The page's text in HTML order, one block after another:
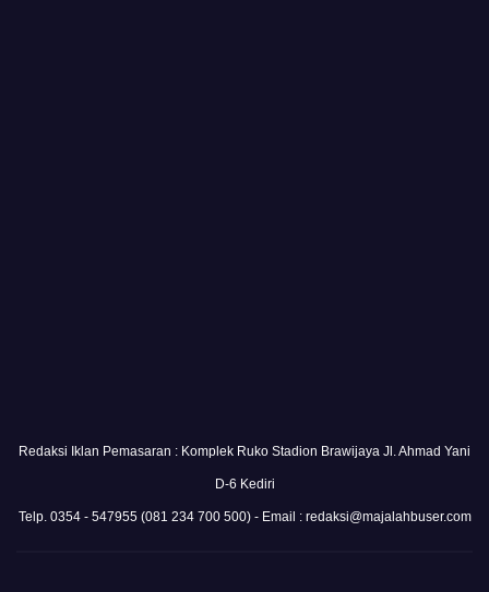
Redaksi Iklan Pemasaran : Komplek Ruko Stadion Brawijaya Jl. Ahmad Yani
D-6 Kediri
Telp. 0354 - 547955 (081 234 700 500) - Email : redaksi@majalahbuser.com